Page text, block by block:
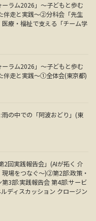
ラム2026」～子どもと歩む
伴走と実践～②分科会「先生
療・福祉で支える「チーム学
ラム2026」～子どもと歩む
伴走と実践～①全体会(東京都)
雨の中での「阿波おどり」(東
2回実践報告会」(AIが拓く 介
場をつなぐ～)②第2部:政策・
3部:実践報告会 第4部:サービ
ディスカッション クロージン